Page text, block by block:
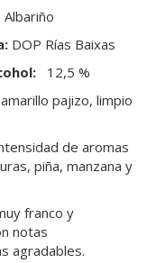
Albariño
DOP Rías Baixas
12,5 %
pajizo, limpio
de aromas
piña, manzana y
franco y
notas
agradables.